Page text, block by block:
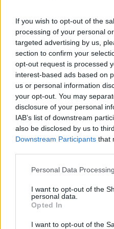
If you wish to opt-out of the
processing of your personal
targeted advertising by us,
section to confirm your
opt-out request is processed
interest-based ads based on
us or personal information
your opt-out. You may
disclosure of your personal
IAB’s list of downstream
also be disclosed by us to
Downstream Participants that
Please note that this website/
not limited to your visit or
grant or deny consent to
use your data for below
consent section.
Personal Data
I want to opt-out of the
personal data.
Opted In
I want to opt-out of the
MAGYAR ÉPÍTŐK
Útépítés